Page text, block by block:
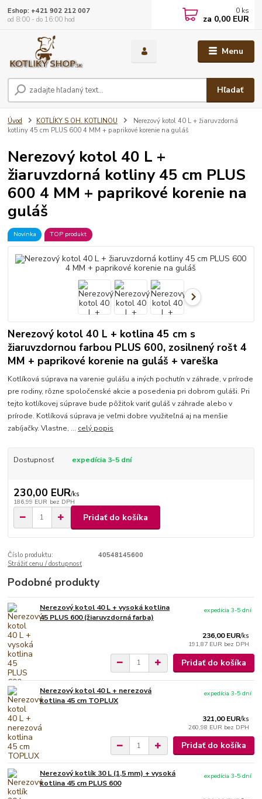
Menu
Hľadať
Eshop: +421 902 212 007
od 8:00 - do 16:00 hod
0 ks
za 0,00 EUR
Úvod KOTLÍKY S OH. KOTLINOU
Nerezový kotol 40 L + žiaruvzdorná
kotliny 45 cm PLUS 600 4 MM + paprikové korenie na guláš
Nerezový kotol 40 L +
žiaruvzdorná kotliny 45 cm PLUS
600 4 MM + paprikové korenie na
guláš
Novinka TOP produkt
Nerezový kotol 40 L + kotlina 45 cm s
žiaruvzdornou farbou PLUS 600, zosilnený rošt 4
MM + paprikové korenie na guláš + vareška
Kotlíková súprava na varenie gulášu a iných pochutín v záhrade, v prírode
pre rodiny, rôzne spoločenské akcie a posedenia pri dobrom guláši. Pri
tejto kotlíkovej súprave bude pôžitok variť guláš v záhrade alebo v
prírode. Kotlíková súprava je veľmi dobre využiteľná aj na menšie
zabíjačky. Vlastne, ... celý popis
Dostupnosť expedícia 3-5 dní
230,00 EUR/ks
186,99 EUR bez DPH
Pridať do košíka
Číslo produktu:
40548145600
Strážiť cenu / dostupnosť
Podobné produkty
Nerezový kotol 40 L + vysoká kotlina
45 PLUS 600 (žiaruvzdorná farba)
236,00 EUR/ks
191,87 EUR bez DPH
expedícia 3-5 dní
Pridať do košíka
Nerezový kotol 40 L + nerezová
kotlina 45 cm TOPLUX
321,00 EUR/ks
260,98 EUR bez DPH
expedícia 3-5 dní
Pridať do košíka
Nerezový kotlík 30 L (1,5 mm) + vysoká
kotlina 45 cm PLUS 600
expedícia 3-5 dní